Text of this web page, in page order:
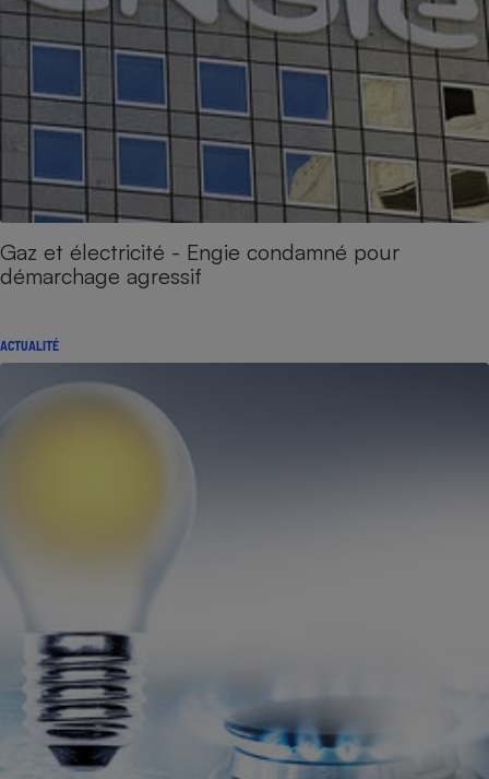
Gaz et électricité - Engie condamné pour
démarchage agressif
ACTUALITÉ